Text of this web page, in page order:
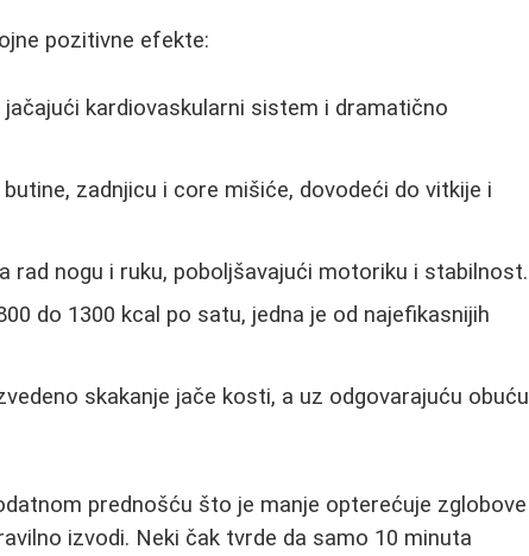
pozitivne efekte:
jačajući kardiovaskularni sistem i dramatično
zadnjicu i core mišiće, dovodeći do vitkije i
rad nogu i ruku, poboljšavajući motoriku i stabilnost.
do 1300 kcal po satu, jedna je od najefikasnijih
skakanje jače kosti, a uz odgovarajuću obuću
prednošću što je manje opterećuje zglobove
izvodi. Neki čak tvrde da samo 10 minuta